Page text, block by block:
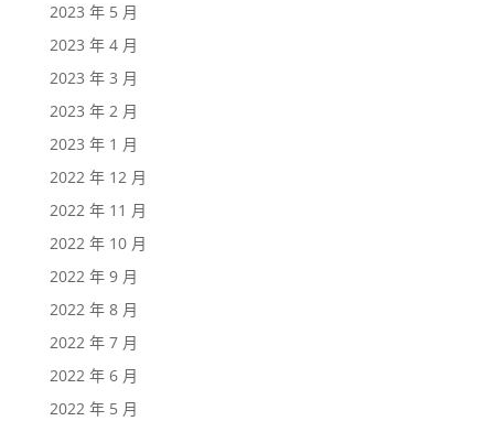
2023 年 5 月
2023 年 4 月
2023 年 3 月
2023 年 2 月
2023 年 1 月
2022 年 12 月
2022 年 11 月
2022 年 10 月
2022 年 9 月
2022 年 8 月
2022 年 7 月
2022 年 6 月
2022 年 5 月